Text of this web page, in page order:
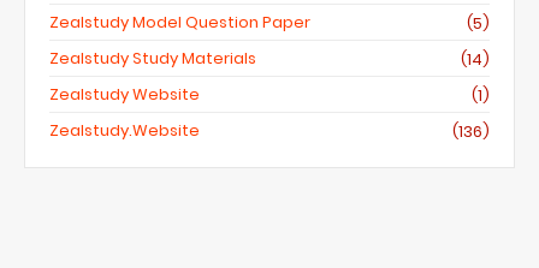
Zealstudy Model Question Paper
(5)
Zealstudy Study Materials
(14)
Zealstudy Website
(1)
Zealstudy.website
(136)